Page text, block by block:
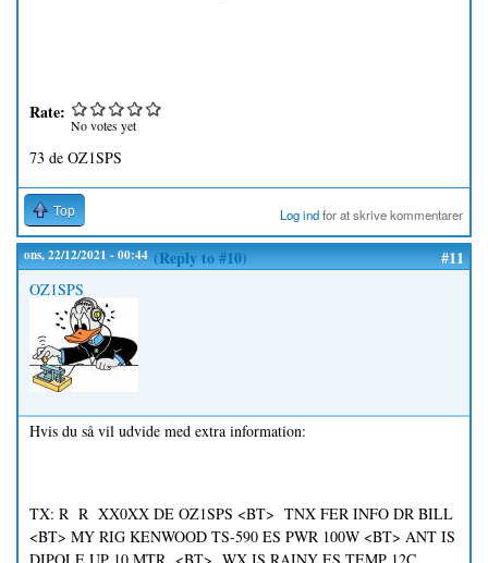
Rate:
No votes yet
73 de OZ1SPS
Top Log indfor at skrive kommentarer
ons, 22/12/2021 - 00:44 (Reply to #10) #11
OZ1SPS
Hvis du så vil udvide med extra information:
TX: R R XX0XX DE OZ1SPS <BT> TNX FER INFO DR BILL
<BT> MY RIG KENWOOD TS-590 ES PWR 100W <BT> ANT IS